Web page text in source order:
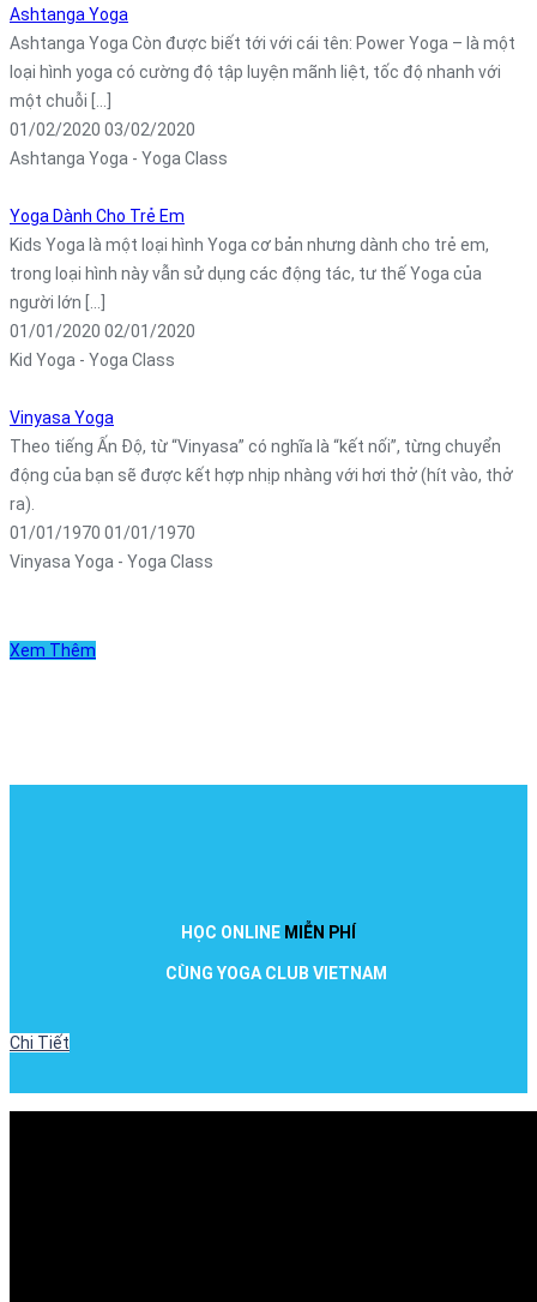
Ashtanga Yoga
Ashtanga Yoga Còn được biết tới với cái tên: Power Yoga – là một
loại hình yoga có cường độ tập luyện mãnh liệt, tốc độ nhanh với
một chuỗi [...]
01/02/2020 03/02/2020
Ashtanga Yoga - Yoga Class
Yoga Dành Cho Trẻ Em
Kids Yoga là một loại hình Yoga cơ bản nhưng dành cho trẻ em,
trong loại hình này vẫn sử dụng các động tác, tư thế Yoga của
người lớn [...]
01/01/2020 02/01/2020
Kid Yoga - Yoga Class
Vinyasa Yoga
Theo tiếng Ấn Độ, từ “Vinyasa” có nghĩa là “kết nối”, từng chuyển
động của bạn sẽ được kết hợp nhịp nhàng với hơi thở (hít vào, thở
ra).
01/01/1970 01/01/1970
Vinyasa Yoga - Yoga Class
Xem Thêm
HỌC ONLINE MIỄN PHÍ
CÙNG YOGA CLUB VIETNAM
Chi Tiết